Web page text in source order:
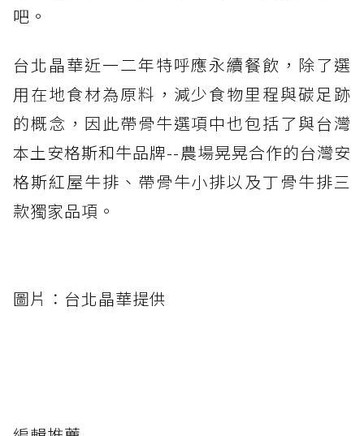
吧。
台北晶華近一二年特呼應永續餐飲，除了選
用在地食材為原料，減少食物里程與碳足跡
的概念，因此帶骨牛選項中也包括了與台灣
本土安格斯和牛品牌--農場晃晃合作的台灣安
格斯紅屋牛排、帶骨牛小排以及丁骨牛排三
款獨家品項。
圖片：台北晶華提供